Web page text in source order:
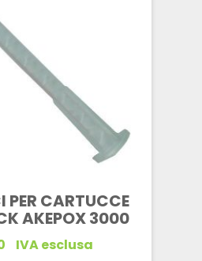
PER CARTUCCE
AKEPOX 3000
IVA esclusa